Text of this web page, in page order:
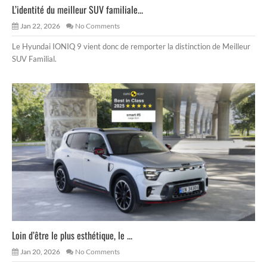
L’identité du meilleur SUV familiale...
Jan 22, 2026 No Comments
Le Hyundai IONIQ 9 vient donc de remporter la distinction de Meilleur
SUV Familial.
Loin d’être le plus esthétique, le ...
Jan 20, 2026 No Comments